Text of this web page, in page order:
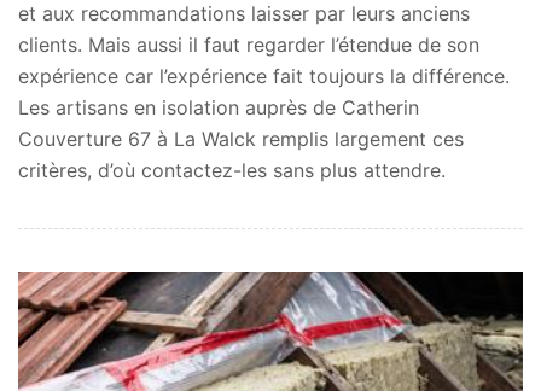
et aux recommandations laisser par leurs anciens
clients. Mais aussi il faut regarder l’étendue de son
expérience car l’expérience fait toujours la différence.
Les artisans en isolation auprès de Catherin
Couverture 67 à La Walck remplis largement ces
critères, d’où contactez-les sans plus attendre.